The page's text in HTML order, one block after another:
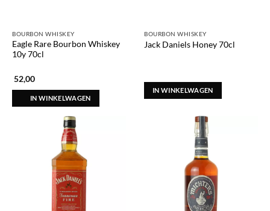
BOURBON WHISKEY
Eagle Rare Bourbon Whiskey
10y 70cl
52,00
IN WINKELWAGEN
BOURBON WHISKEY
Jack Daniels Honey 70cl
IN WINKELWAGEN